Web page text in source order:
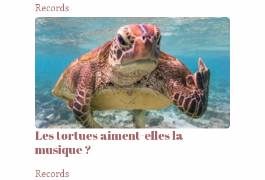
Records
Les tortues aiment-elles la
musique ?
Records